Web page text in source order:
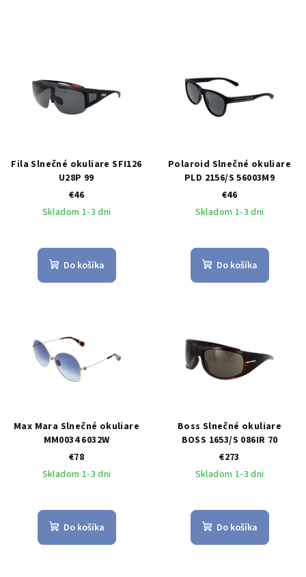
Fila Slnečné okuliare SFI126
U28P 99
€46
Skladom 1-3 dni
Do košíka
Polaroid Slnečné okuliare
PLD 2156/S 56003M9
€46
Skladom 1-3 dni
Do košíka
Max Mara Slnečné okuliare
MM0034 6032W
€78
Skladom 1-3 dni
Do košíka
Boss Slnečné okuliare
BOSS 1653/S 086IR 70
€273
Skladom 1-3 dni
Do košíka